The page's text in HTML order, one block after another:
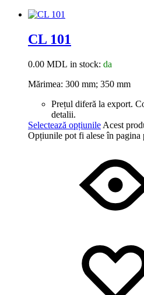
CL 101
0.00 MDL in stock: da
Mărimea: 300 mm; 350 mm
Prețul diferă la export.
detalii.
Selectează opțiunile Acest
Opțiunile pot fi alese în pagina